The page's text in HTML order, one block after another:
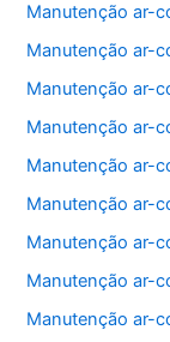
Manutenção ar-
Manutenção ar-
Manutenção ar-
Manutenção ar-
Manutenção ar-
Manutenção ar-
Manutenção ar-
Manutenção ar-
Manutenção ar-